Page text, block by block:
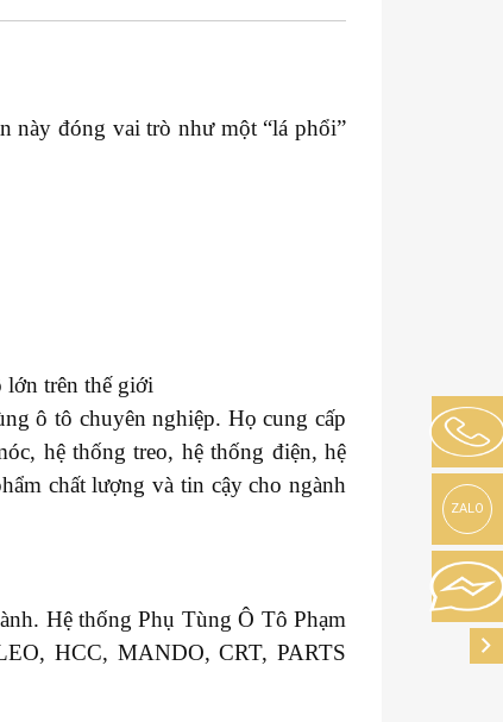
này đóng vai trò như một “lá phổi”
lớn trên thế giới
ô tô chuyên nghiệp. Họ cung cấp
hệ thống treo, hệ thống điện, hệ
chất lượng và tin cậy cho ngành
Hệ thống Phụ Tùng Ô Tô Phạm
HCC, MANDO, CRT, PARTS
ZALO